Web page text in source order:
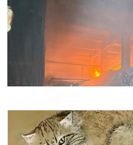
8 Aralık 2025’te Altın Fiyatları:
Yarım Altın Ne Kadar?
09.12.2025 03:49